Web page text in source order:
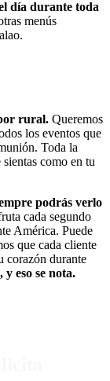
día durante toda
menús
rural. Queremos
los eventos que
Toda la
como en tu
podrás verlo
cada segundo
América. Puede
que cada cliente
corazón durante
eso se nota.